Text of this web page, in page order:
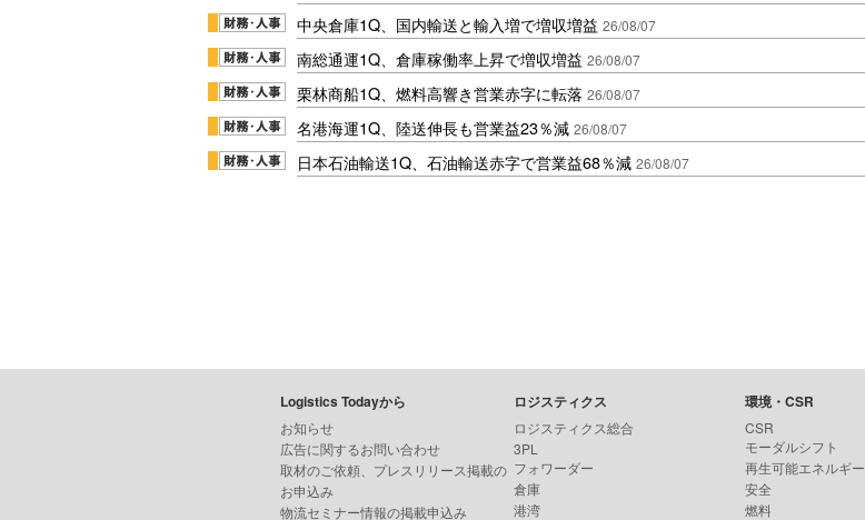
中央倉庫1Q、国内輸送と輸入増で増収増益 26/08/07
南総通運1Q、倉庫稼働率上昇で増収増益 26/08/07
栗林商船1Q、燃料高響き営業赤字に転落 26/08/07
名港海運1Q、陸送伸長も営業益23％減 26/08/07
日本石油輸送1Q、石油輸送赤字で営業益68％減 26/08/07
Logistics Todayから
お知らせ
広告に関するお問い合わせ
取材のご依頼、プレスリリース掲載の
お申込み
物流セミナー情報の掲載申込み
ロジスティクス
ロジスティクス総合
3PL
フォワーダー
倉庫
港湾
環境・CSR
CSR
モーダルシフト
再生可能エネルギー
安全
燃料